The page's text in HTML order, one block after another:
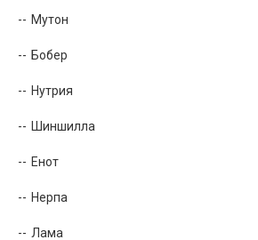
Мутон
Бобер
Нутрия
Шиншилла
Енот
Нерпа
Лама